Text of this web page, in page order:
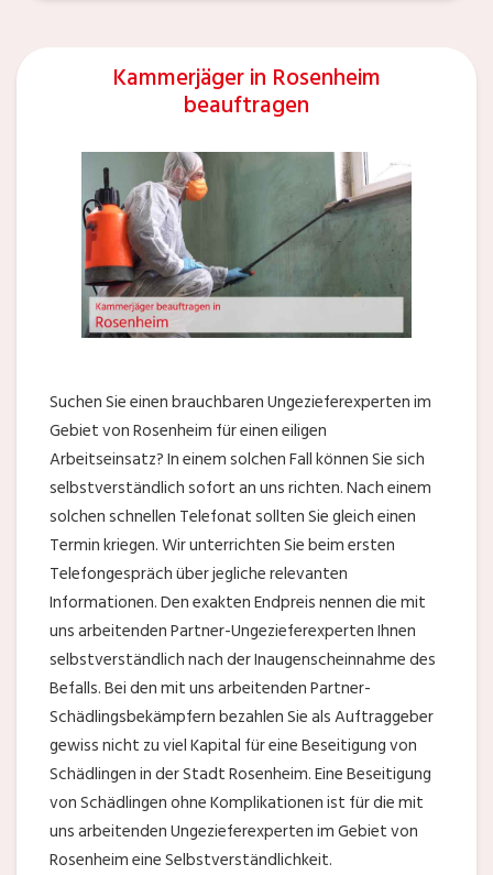
Kammerjäger in Rosenheim
beauftragen
Suchen Sie einen brauchbaren Ungezieferexperten im
Gebiet von Rosenheim für einen eiligen
Arbeitseinsatz? In einem solchen Fall können Sie sich
selbstverständlich sofort an uns richten. Nach einem
solchen schnellen Telefonat sollten Sie gleich einen
Termin kriegen. Wir unterrichten Sie beim ersten
Telefongespräch über jegliche relevanten
Informationen. Den exakten Endpreis nennen die mit
uns arbeitenden Partner-Ungezieferexperten Ihnen
selbstverständlich nach der Inaugenscheinnahme des
Befalls. Bei den mit uns arbeitenden Partner-
Schädlingsbekämpfern bezahlen Sie als Auftraggeber
gewiss nicht zu viel Kapital für eine Beseitigung von
Schädlingen in der Stadt Rosenheim. Eine Beseitigung
von Schädlingen ohne Komplikationen ist für die mit
uns arbeitenden Ungezieferexperten im Gebiet von
Rosenheim eine Selbstverständlichkeit.